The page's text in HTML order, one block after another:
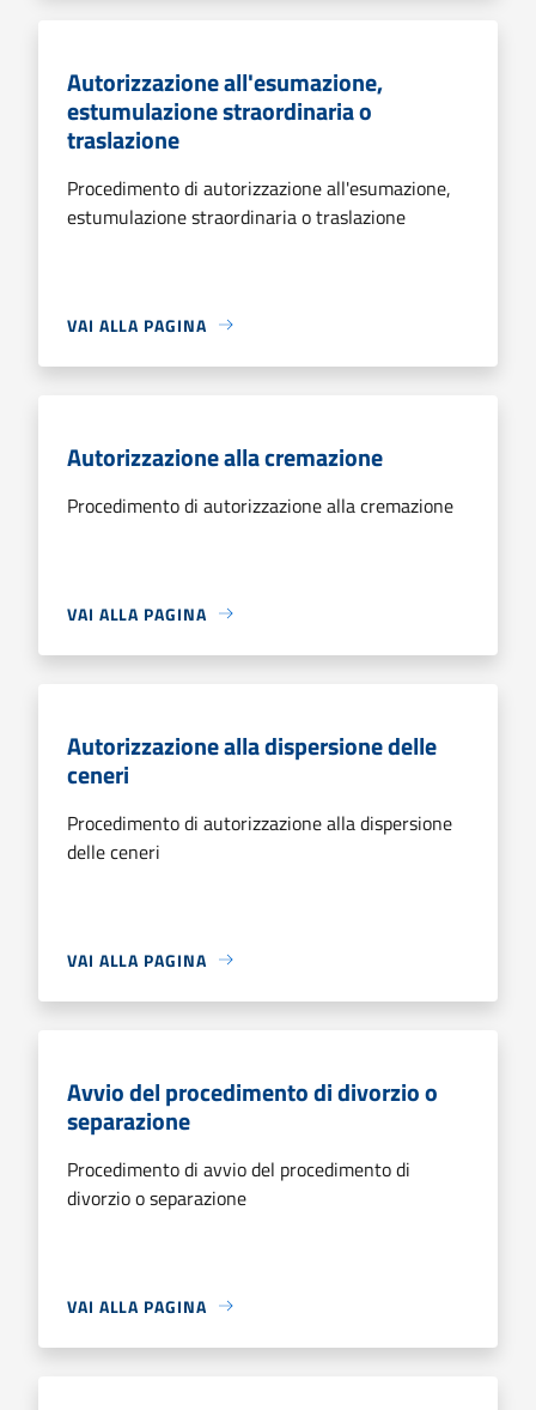
Autorizzazione all'esumazione,
estumulazione straordinaria o
traslazione
Procedimento di autorizzazione all'esumazione,
estumulazione straordinaria o traslazione
VAI ALLA PAGINA
Autorizzazione alla cremazione
Procedimento di autorizzazione alla cremazione
VAI ALLA PAGINA
Autorizzazione alla dispersione delle
ceneri
Procedimento di autorizzazione alla dispersione
delle ceneri
VAI ALLA PAGINA
Avvio del procedimento di divorzio o
separazione
Procedimento di avvio del procedimento di
divorzio o separazione
VAI ALLA PAGINA